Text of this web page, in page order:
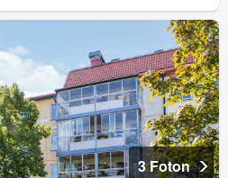
3 Foton